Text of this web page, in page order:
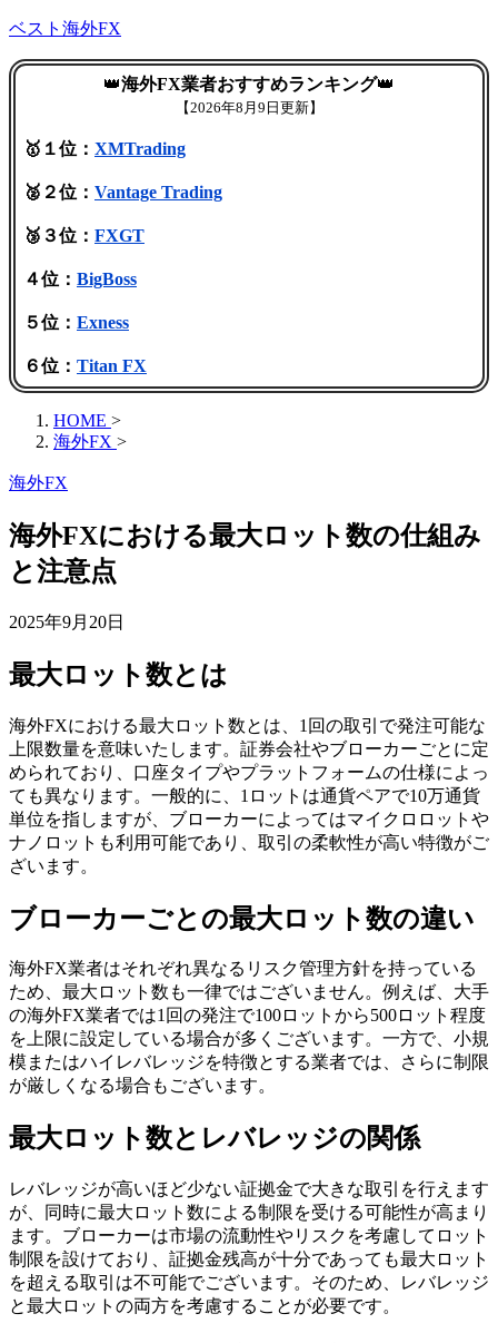
ベスト海外FX
👑海外FX業者おすすめランキング👑
【2026年8月9日更新】
🥇１位： XMTrading
🥈２位： Vantage Trading
🥉３位： FXGT
４位： BigBoss
５位： Exness
６位： Titan FX
HOME >
海外FX >
海外FX
海外FXにおける最大ロット数の仕組み
と注意点
2025年9月20日
最大ロット数とは
海外FXにおける最大ロット数とは、1回の取引で発注可能な
上限数量を意味いたします。証券会社やブローカーごとに定
められており、口座タイプやプラットフォームの仕様によっ
ても異なります。一般的に、1ロットは通貨ペアで10万通貨
単位を指しますが、ブローカーによってはマイクロロットや
ナノロットも利用可能であり、取引の柔軟性が高い特徴がご
ざいます。
ブローカーごとの最大ロット数の違い
海外FX業者はそれぞれ異なるリスク管理方針を持っている
ため、最大ロット数も一律ではございません。例えば、大手
の海外FX業者では1回の発注で100ロットから500ロット程度
を上限に設定している場合が多くございます。一方で、小規
模またはハイレバレッジを特徴とする業者では、さらに制限
が厳しくなる場合もございます。
最大ロット数とレバレッジの関係
レバレッジが高いほど少ない証拠金で大きな取引を行えます
が、同時に最大ロット数による制限を受ける可能性が高まり
ます。ブローカーは市場の流動性やリスクを考慮してロット
制限を設けており、証拠金残高が十分であっても最大ロット
を超える取引は不可能でございます。そのため、レバレッジ
と最大ロットの両方を考慮することが必要です。